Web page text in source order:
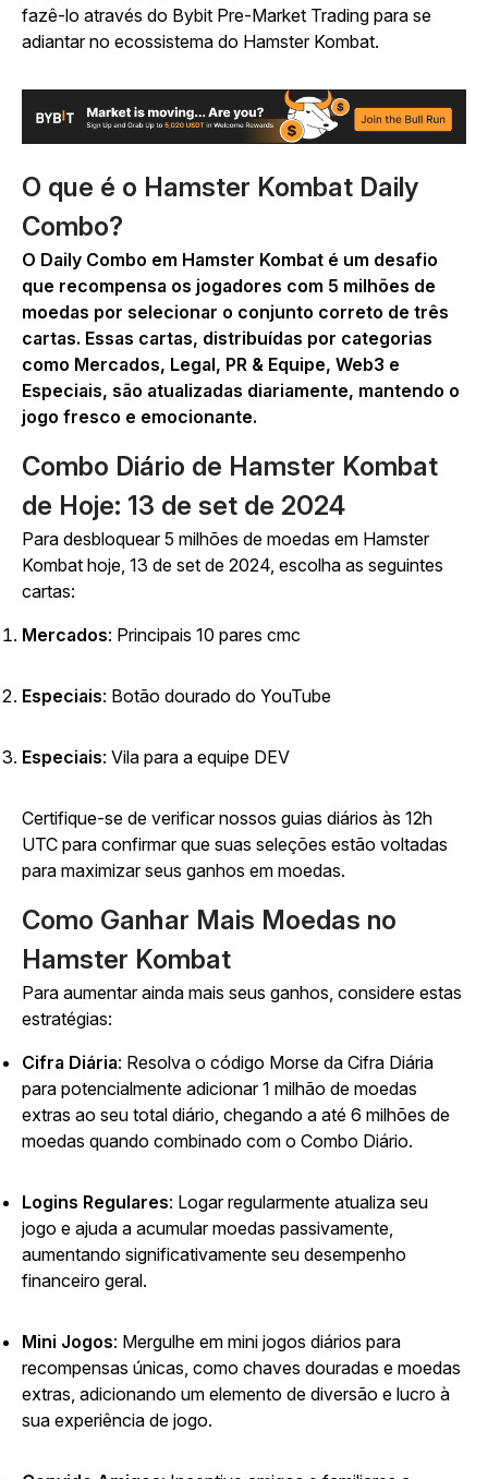
fazê-lo através do Bybit Pre-Market Trading para se
adiantar no ecossistema do Hamster Kombat.
O que é o Hamster Kombat Daily
Combo?
O Daily Combo em Hamster Kombat é um desafio
que recompensa os jogadores com 5 milhões de
moedas por selecionar o conjunto correto de três
cartas. Essas cartas, distribuídas por categorias
como Mercados, Legal, PR & Equipe, Web3 e
Especiais, são atualizadas diariamente, mantendo o
jogo fresco e emocionante.
Combo Diário de Hamster Kombat
de Hoje: 13 de set de 2024
Para desbloquear 5 milhões de moedas em Hamster
Kombat hoje, 13 de set de 2024, escolha as seguintes
cartas:
Mercados: Principais 10 pares cmc
Especiais: Botão dourado do YouTube
Especiais: Vila para a equipe DEV
Certifique-se de verificar nossos guias diários às 12h
UTC para confirmar que suas seleções estão voltadas
para maximizar seus ganhos em moedas.
Como Ganhar Mais Moedas no
Hamster Kombat
Para aumentar ainda mais seus ganhos, considere estas
estratégias:
Cifra Diária: Resolva o código Morse da Cifra Diária
para potencialmente adicionar 1 milhão de moedas
extras ao seu total diário, chegando a até 6 milhões de
moedas quando combinado com o Combo Diário.
Logins Regulares: Logar regularmente atualiza seu
jogo e ajuda a acumular moedas passivamente,
aumentando significativamente seu desempenho
financeiro geral.
Mini Jogos: Mergulhe em mini jogos diários para
recompensas únicas, como chaves douradas e moedas
extras, adicionando um elemento de diversão e lucro à
sua experiência de jogo.